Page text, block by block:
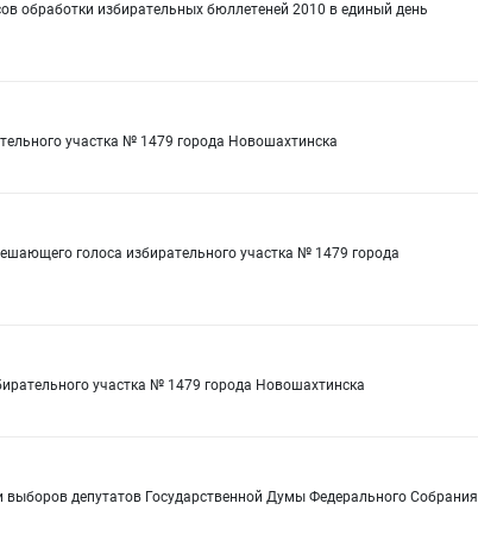
обработки избирательных бюллетеней 2010 в единый день
участка № 1479 города Новошахтинска
голоса избирательного участка № 1479 города
участка № 1479 города Новошахтинска
депутатов Государственной Думы Федерального Собрания